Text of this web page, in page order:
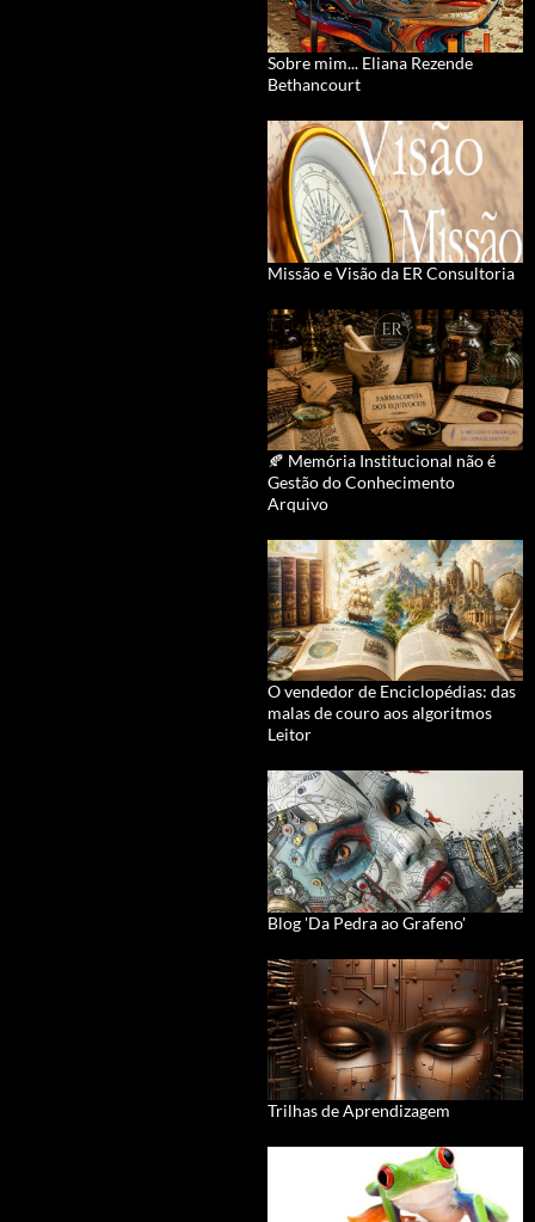
Sobre mim... Eliana Rezende
Bethancourt
Missão e Visão da ER Consultoria
🍂 Memória Institucional não é
Gestão do Conhecimento
Arquivo
O vendedor de Enciclopédias: das
malas de couro aos algoritmos
Leitor
Blog 'Da Pedra ao Grafeno'
Trilhas de Aprendizagem